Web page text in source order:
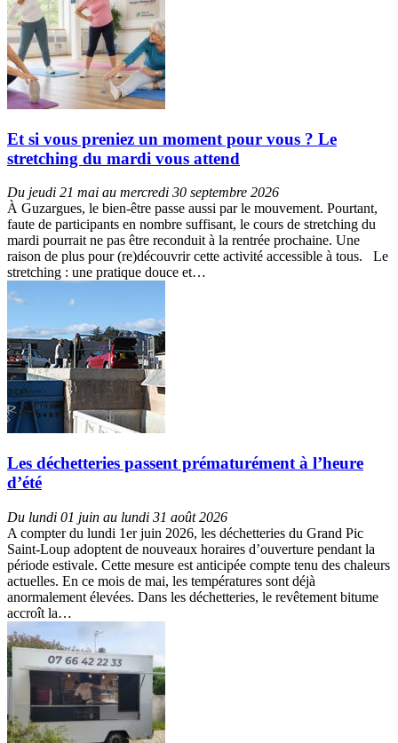
Et si vous preniez un moment pour vous ? Le
stretching du mardi vous attend
Du jeudi 21 mai au mercredi 30 septembre 2026
À Guzargues, le bien-être passe aussi par le mouvement. Pourtant,
faute de participants en nombre suffisant, le cours de stretching du
mardi pourrait ne pas être reconduit à la rentrée prochaine. Une
raison de plus pour (re)découvrir cette activité accessible à tous. Le
stretching : une pratique douce et…
Les déchetteries passent prématurément à l’heure
d’été
Du lundi 01 juin au lundi 31 août 2026
A compter du lundi 1er juin 2026, les déchetteries du Grand Pic
Saint-Loup adoptent de nouveaux horaires d’ouverture pendant la
période estivale. Cette mesure est anticipée compte tenu des chaleurs
actuelles. En ce mois de mai, les températures sont déjà
anormalement élevées. Dans les déchetteries, le revêtement bitume
accroît la…